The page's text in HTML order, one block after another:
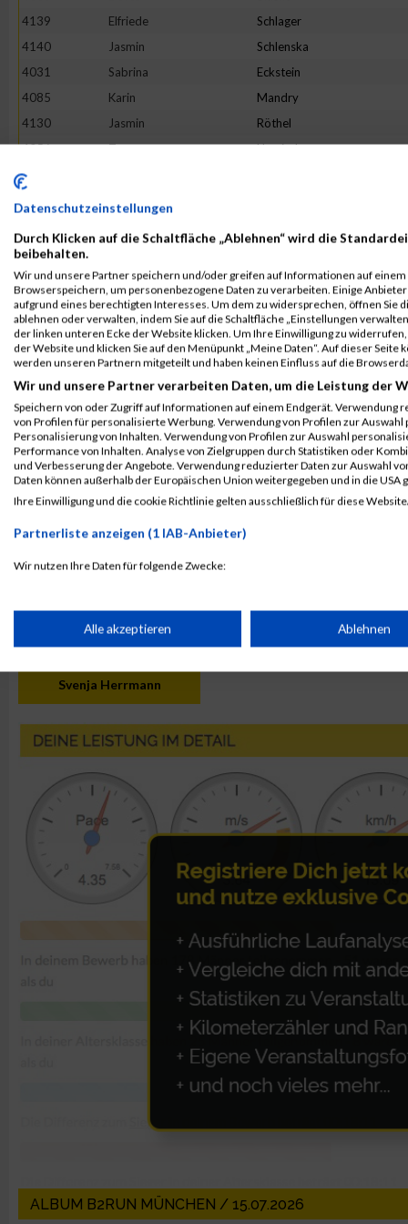
4139
Elfriede Schlager
4140
Jasmin Schlenska
4031
Sabrina Eckstein
4085
Karin Mandry
4130
Jasmin Röthel
4056
Tamara Howind
4112
4083
4023
Andrea Dietrich
4064
Hannah Kohlmann
4060
Christina Kämmer
4098
Daniela Montalto
4097
Julia
4104
Birgit Nebl-Doser
4032
Sonja Ehrbar
4086
Katrin Markert
4074
Ina Kunelius
4016
Petra Brunner
4042
Beatrice
Rang:16.
zur Zeitmessung
Svenja Herrmann
ALBUM B2RUN MÜNCHEN / 15.07.2026
Datenschutzeinstellungen
Durch Klicken auf die Schaltfläche „Ablehnen“ wird die
beibehalten.
Wir und unsere Partner speichern und/oder greifen auf Informationen auf einem
Browserspeichern, um personenbezogene Daten zu verarbeiten. Einige
aufgrund eines berechtigten Interesses. Um dem zu widersprechen, öffnen Sie
ablehnen oder verwalten, indem Sie auf die Schaltfläche „Einstellungen
der linken unteren Ecke der Website klicken. Um Ihre Einwilligung zu
der Website und klicken Sie auf den Menüpunkt „Meine Daten“. Auf dieser
werden unseren Partnern mitgeteilt und haben keinen Einfluss auf die
Wir und unsere Partner verarbeiten Daten, um die Leistung der
Speichern von oder Zugriff auf Informationen auf einem Endgerät. Verwendung
von Profilen für personalisierte Werbung. Verwendung von Profilen zur
Personalisierung von Inhalten. Verwendung von Profilen zur Auswahl
Performance von Inhalten. Analyse von Zielgruppen durch Statistiken oder
und Verbesserung der Angebote. Verwendung reduzierter Daten zur Auswahl
Daten können außerhalb der Europäischen Union weitergegeben und in die USA
Ihre Einwilligung und die cookie Richtlinie gelten ausschließlich für diese
Partnerliste anzeigen (1 IAB-Anbieter)
Wir nutzen Ihre Daten für folgende Zwecke:
Speichern von oder Zugriff auf Informationen auf einem
Verwendung reduzierter Daten zur Auswahl von Werbeanzeigen
Erstellung von Profilen für personalisierte Werbung
Verwendung von Profilen zur Auswahl personalisierter Werbung
Erstellung von Profilen zur Personalisierung von Inhalten
Verwendung von Profilen zur Auswahl personalisierter Inhalte
Messung der Werbeleistung
Messung der Performance von Inhalten
Analyse von Zielgruppen durch Statistiken oder
Entwicklung und Verbesserung der Angebote
Verwendung reduzierter Daten zur Auswahl von Inhalten
Alle akzeptieren Ablehnen